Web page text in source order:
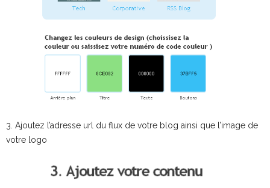
3. Ajoutez l’adresse url du flux de votre blog ainsi que l’image de
votre logo